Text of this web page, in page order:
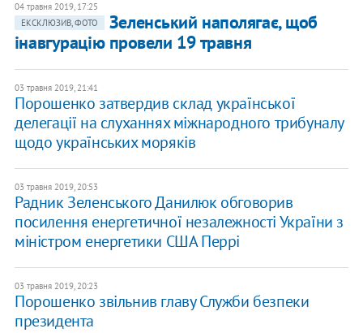
04 травня 2019, 17:25
ЕКСКЛЮЗИВ, ФОТО
Зеленський наполягає, щоб
інавгурацію провели 19 травня
03 травня 2019, 21:41
Порошенко затвердив склад української
делегації на слуханнях міжнародного трибуналу
щодо українських моряків
03 травня 2019, 20:53
Радник Зеленського Данилюк обговорив
посилення енергетичної незалежності України з
міністром енергетики США Перрі
03 травня 2019, 20:23
Порошенко звільнив главу Служби безпеки
президента